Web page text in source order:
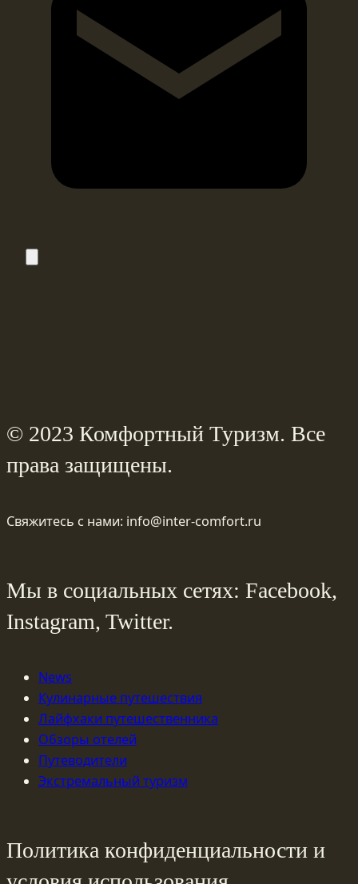
© 2023 Комфортный Туризм. Все
права защищены.
Свяжитесь с нами: info@inter-comfort.ru
Мы в социальных сетях: Facebook,
Instagram, Twitter.
News
Кулинарные путешествия
Лайфхаки путешественника
Обзоры отелей
Путеводители
Экстремальный туризм
Политика конфиденциальности и